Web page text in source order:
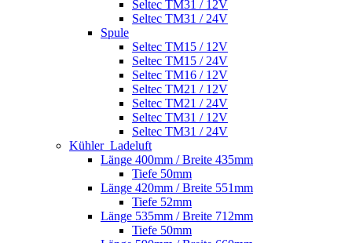
Seltec TM31 / 12V
Seltec TM31 / 24V
Spule
Seltec TM15 / 12V
Seltec TM15 / 24V
Seltec TM16 / 12V
Seltec TM21 / 12V
Seltec TM21 / 24V
Seltec TM31 / 12V
Seltec TM31 / 24V
Kühler_Ladeluft
Länge 400mm / Breite 435mm
Tiefe 50mm
Länge 420mm / Breite 551mm
Tiefe 52mm
Länge 535mm / Breite 712mm
Tiefe 50mm